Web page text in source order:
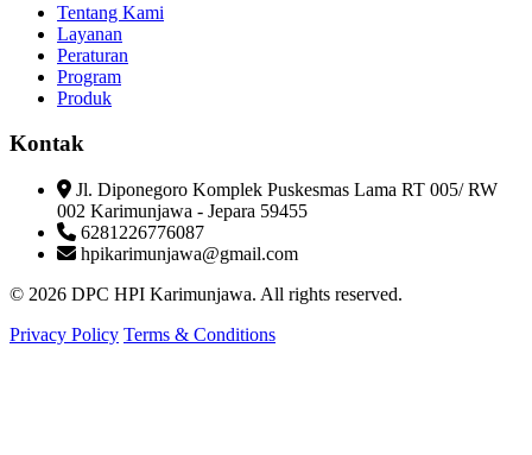
Tentang Kami
Layanan
Peraturan
Program
Produk
Kontak
Jl. Diponegoro Komplek Puskesmas Lama RT 005/ RW
002 Karimunjawa - Jepara 59455
6281226776087
hpikarimunjawa@gmail.com
© 2026 DPC HPI Karimunjawa. All rights reserved.
Privacy Policy Terms & Conditions